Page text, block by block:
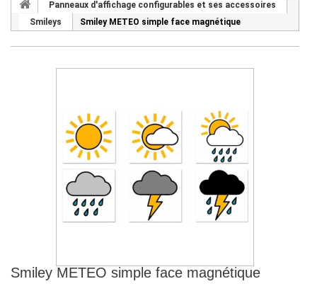
Panneaux d'affichage configurables et ses accessoires
Smileys
Smiley METEO simple face magnétique
Smiley METEO simple face magnétique